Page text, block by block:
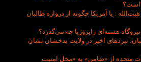
است؟
: یا آمریکا چگونه از دروازه طالبان
هسته‌ای زاپروژیا چه می‌گذرد؟
: نبردهای اخیر در ولایت بدخشان نشان
متحده از «ضامن» به «مخل امنیت